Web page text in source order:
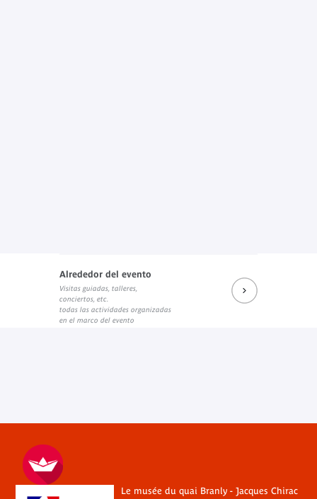
Alrededor del evento
Visitas guiadas, talleres,
conciertos, etc.
todas las actividades organizadas
en el marco del evento
Le musée du quai Branly - Jacques Chirac